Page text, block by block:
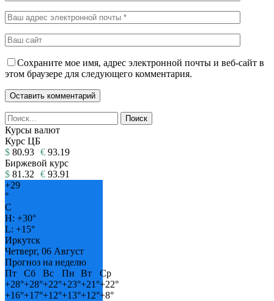
Сохраните мое имя, адрес электронной почты и веб-сайт в
этом браузере для следующего комментария.
Курсы валют
Курс ЦБ
$ 80.93 € 93.19
Биржевой курс
$ 81.32 € 93.91
+29
°
C
H: +30°
L: +15°
Иркутск
Четверг, 06 Август
Прогноз на неделю
Пт
Сб Вс Пн Вт
Ср
+28°+28°+22°+23°+21°+22°
+16°+17°+12°+13°+12°+8°